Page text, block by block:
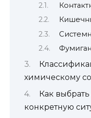
химическому
Как
конкретную